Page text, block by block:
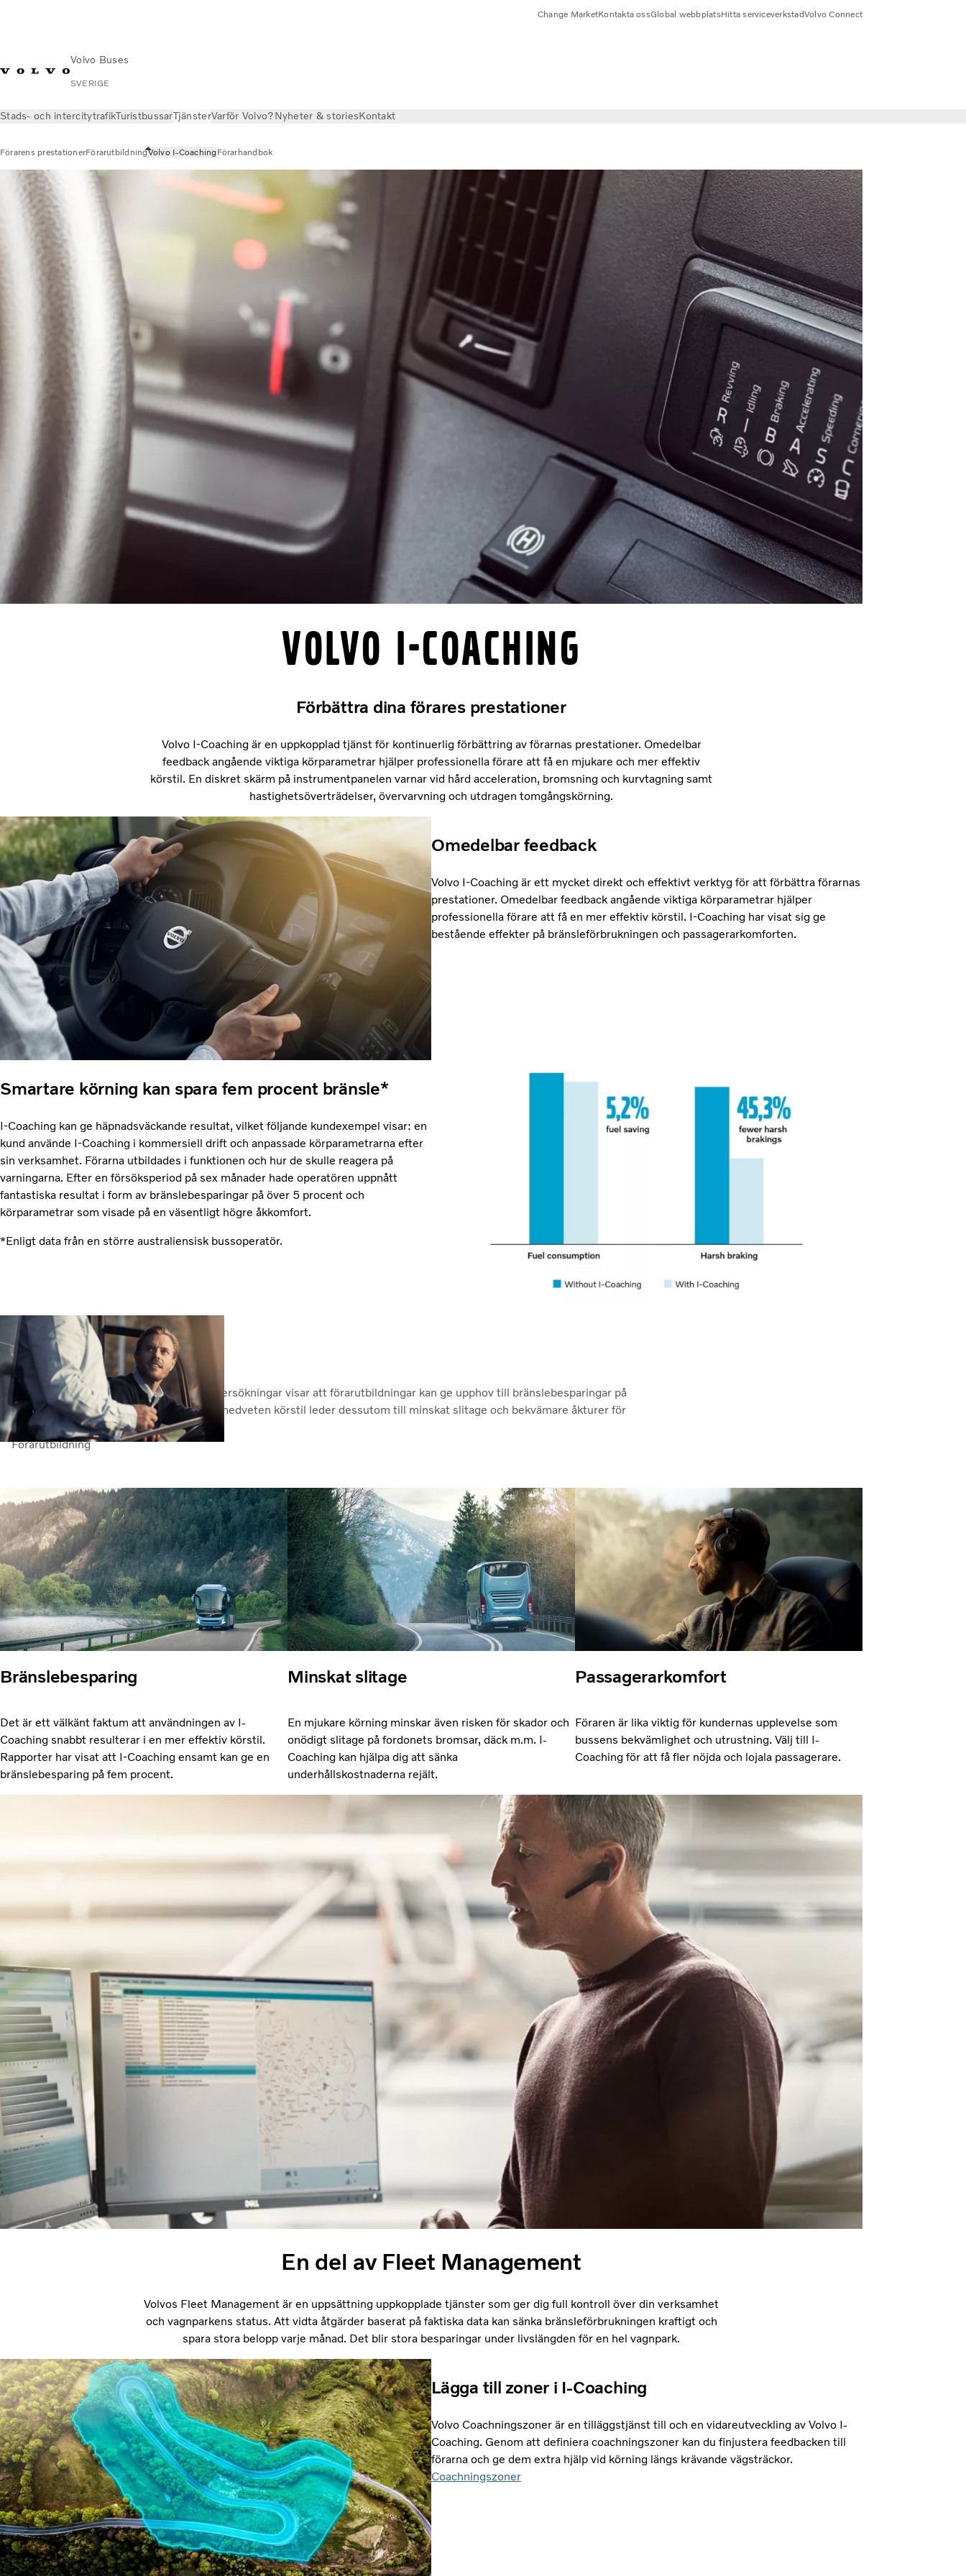
Volvo Buses
SVERIGE
Change MarketKontakta ossGlobal webbplatsHitta serviceverkstadVolvo Connect
Stads- och intercitytrafikTuristbussarTjänsterVarför Volvo?Nyheter & storiesKontakt
Förarens prestationerFörarutbildningVolvo I-Coaching Förarhandbok
Volvo I-Coaching
Förbättra dina förares prestationer
Volvo I-Coaching är en uppkopplad tjänst för kontinuerlig förbättring av förarnas prestationer. Omedelbar
feedback angående viktiga körparametrar hjälper professionella förare att få en mjukare och mer effektiv
körstil. En diskret skärm på instrumentpanelen varnar vid hård acceleration, bromsning och kurvtagning samt
hastighetsöverträdelser, övervarvning och utdragen tomgångskörning.
Omedelbar feedback
Volvo I-Coaching är ett mycket direkt och effektivt verktyg för att förbättra förarnas
prestationer. Omedelbar feedback angående viktiga körparametrar hjälper
professionella förare att få en mer effektiv körstil. I-Coaching har visat sig ge
bestående effekter på bränsleförbrukningen och passagerarkomforten.
Smartare körning kan spara fem procent bränsle*
I-Coaching kan ge häpnadsväckande resultat, vilket följande kundexempel visar: en
kund använde I-Coaching i kommersiell drift och anpassade körparametrarna efter
sin verksamhet. Förarna utbildades i funktionen och hur de skulle reagera på
varningarna. Efter en försöksperiod på sex månader hade operatören uppnått
fantastiska resultat i form av bränslebesparingar på över 5 procent och
körparametrar som visade på en väsentligt högre åkkomfort.
*Enligt data från en större australiensisk bussoperatör.
En nyckel till effektivitet
Även de bästa förarna kan bli bättre. Undersökningar visar att förarutbildningar kan ge upphov till bränslebesparingar på
5 procent eller mer på lång sikt. En mer medveten körstil leder dessutom till minskat slitage och bekvämare åkturer för
passagerarna.
Förarutbildning
Bränslebesparing
Det är ett välkänt faktum att användningen av I-
Coaching snabbt resulterar i en mer effektiv körstil.
Rapporter har visat att I-Coaching ensamt kan ge en
bränslebesparing på fem procent.
Minskat slitage
En mjukare körning minskar även risken för skador och
onödigt slitage på fordonets bromsar, däck m.m. I-
Coaching kan hjälpa dig att sänka
underhållskostnaderna rejält.
Passagerarkomfort
Föraren är lika viktig för kundernas upplevelse som
bussens bekvämlighet och utrustning. Välj till I-
Coaching för att få fler nöjda och lojala passagerare.
En del av Fleet Management
Volvos Fleet Management är en uppsättning uppkopplade tjänster som ger dig full kontroll över din verksamhet
och vagnparkens status. Att vidta åtgärder baserat på faktiska data kan sänka bränsleförbrukningen kraftigt och
spara stora belopp varje månad. Det blir stora besparingar under livslängden för en hel vagnpark.
Lägga till zoner i I-Coaching
Volvo Coachningszoner är en tilläggstjänst till och en vidareutveckling av Volvo I-
Coaching. Genom att definiera coachningszoner kan du finjustera feedbacken till
förarna och ge dem extra hjälp vid körning längs krävande vägsträckor.
Coachningszoner